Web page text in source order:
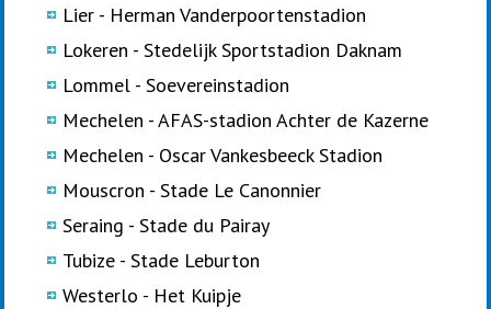
Lier - Herman Vanderpoortenstadion
Lokeren - Stedelijk Sportstadion Daknam
Lommel - Soevereinstadion
Mechelen - AFAS-stadion Achter de Kazerne
Mechelen - Oscar Vankesbeeck Stadion
Mouscron - Stade Le Canonnier
Seraing - Stade du Pairay
Tubize - Stade Leburton
Westerlo - Het Kuipje